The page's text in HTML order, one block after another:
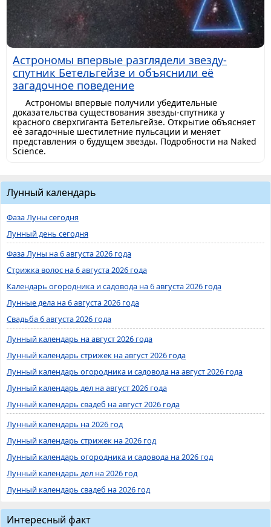
Астрономы впервые разглядели звезду-
спутник Бетельгейзе и объяснили её
загадочное поведение
Астрономы впервые получили убедительные
доказательства существования звезды-спутника у
красного сверхгиганта Бетельгейзе. Открытие объясняет
её загадочные шестилетние пульсации и меняет
представления о будущем звезды. Подробности на Naked
Science.
Лунный календарь
Фаза Луны сегодня
Лунный день сегодня
Фаза Луны на 6 августа 2026 года
Стрижка волос на 6 августа 2026 года
Календарь огородника и садовода на 6 августа 2026 года
Лунные дела на 6 августа 2026 года
Свадьба 6 августа 2026 года
Лунный календарь на август 2026 года
Лунный календарь стрижек на август 2026 года
Лунный календарь огородника и садовода на август 2026 года
Лунный календарь дел на август 2026 года
Лунный календарь свадеб на август 2026 года
Лунный календарь на 2026 год
Лунный календарь стрижек на 2026 год
Лунный календарь огородника и садовода на 2026 год
Лунный календарь дел на 2026 год
Лунный календарь свадеб на 2026 год
Интересный факт